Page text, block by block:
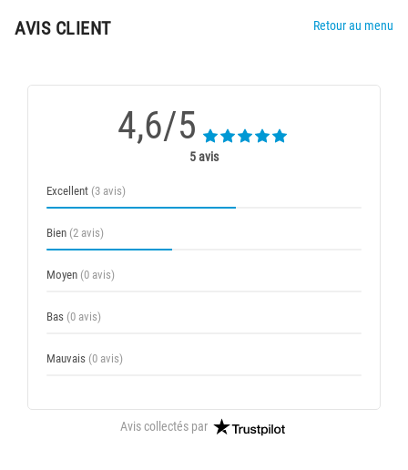
AVIS CLIENT Retour au menu
4,6/5
5 avis
Excellent (3 avis)
Bien (2 avis)
Moyen (0 avis)
Bas (0 avis)
Mauvais (0 avis)
Avis collectés par